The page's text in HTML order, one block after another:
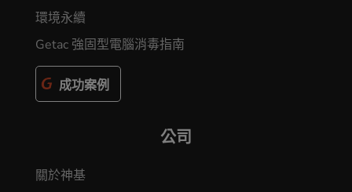
環境永續
Getac 強固型電腦消毒指南
成功案例
公司
關於神基